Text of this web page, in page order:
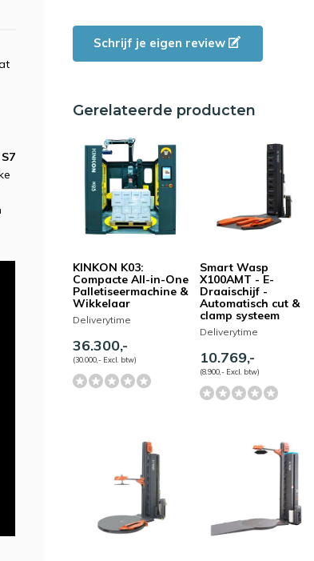
Schrijf je eigen review
Gerelateerde producten
KINKON K03:
Compacte All-in-One
Palletiseermachine &
Wikkelaar
Deliverytime
36.300,-
(30.000,- Excl. btw)
Smart Wasp
X100AMT - E-
Draaischijf -
Automatisch cut &
clamp systeem
Deliverytime
10.769,-
(8.900,- Excl. btw)